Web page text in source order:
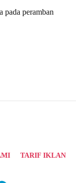
pada peramban
TARIF IKLAN